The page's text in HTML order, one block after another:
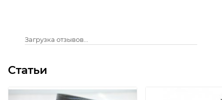
Загрузка отзывов...
Статьи